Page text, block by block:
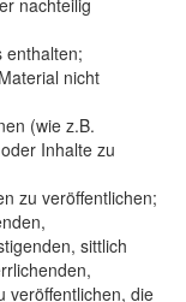
enthalten;
nicht
(wie z.B.
Inhalte zu
zu veröffentlichen;
sittlich
veröffentlichen, die